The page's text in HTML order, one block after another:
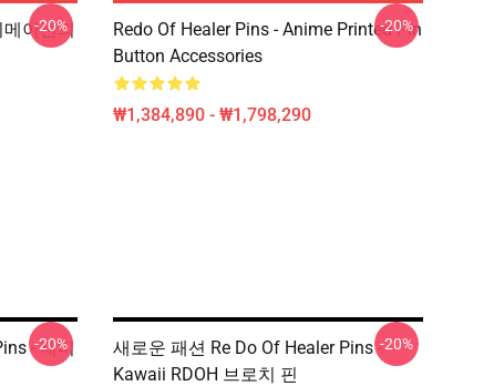
메이션의
-20%
Redo Of Healer Pins - Anime Printed Pin
Button Accessories
₩1,384,890 - ₩1,798,290
-20%
- 재미
-20%
새로운 패션 Re Do Of Healer Pins -
Kawaii RDOH 브로치 핀
-20%